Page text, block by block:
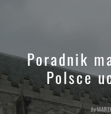
Poradnik
Polsce
by